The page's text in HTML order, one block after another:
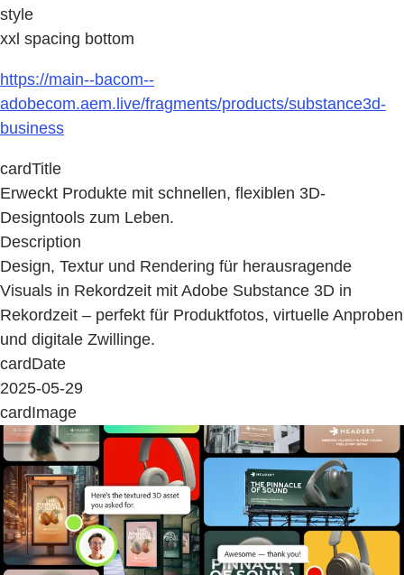
style
xxl spacing bottom
https://main--bacom--
adobecom.aem.live/fragments/products/substance3d-
business
cardTitle
Erweckt Produkte mit schnellen, flexiblen 3D-
Designtools zum Leben.
Description
Design, Textur und Rendering für herausragende
Visuals in Rekordzeit mit Adobe Substance 3D in
Rekordzeit – perfekt für Produktfotos, virtuelle Anproben
und digitale Zwillinge.
cardDate
2025-05-29
cardImage